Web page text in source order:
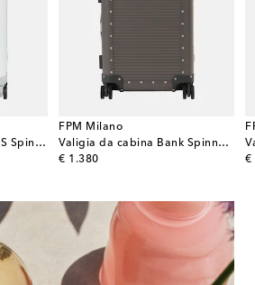
Valigia da cabina Bank S Spinner 55M
FPM Milano
Valigia da cabina Bank Spinner 55M
€ 1.380
original price €